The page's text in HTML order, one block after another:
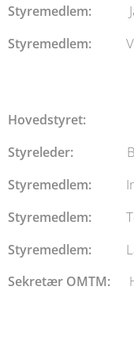
Styremedlem:
Styremedlem:
Hovedstyret:
Styreleder:
Styremedlem:
Styremedlem:
Styremedlem:
Sekretær OMTM: